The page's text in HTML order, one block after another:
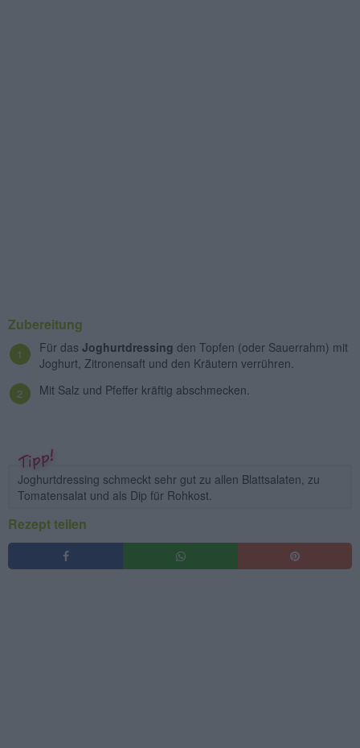
Zubereitung
Für das Joghurtdressing den Topfen (oder Sauerrahm) mit
Joghurt, Zitronensaft und den Kräutern verrühren.
Mit Salz und Pfeffer kräftig abschmecken.
Joghurtdressing schmeckt sehr gut zu allen Blattsalaten, zu
Tomatensalat und als Dip für Rohkost.
Rezept teilen